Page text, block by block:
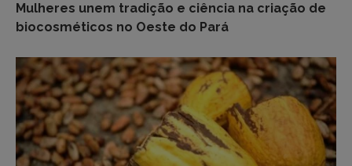
Mulheres unem tradição e ciência na criação de
biocosméticos no Oeste do Pará